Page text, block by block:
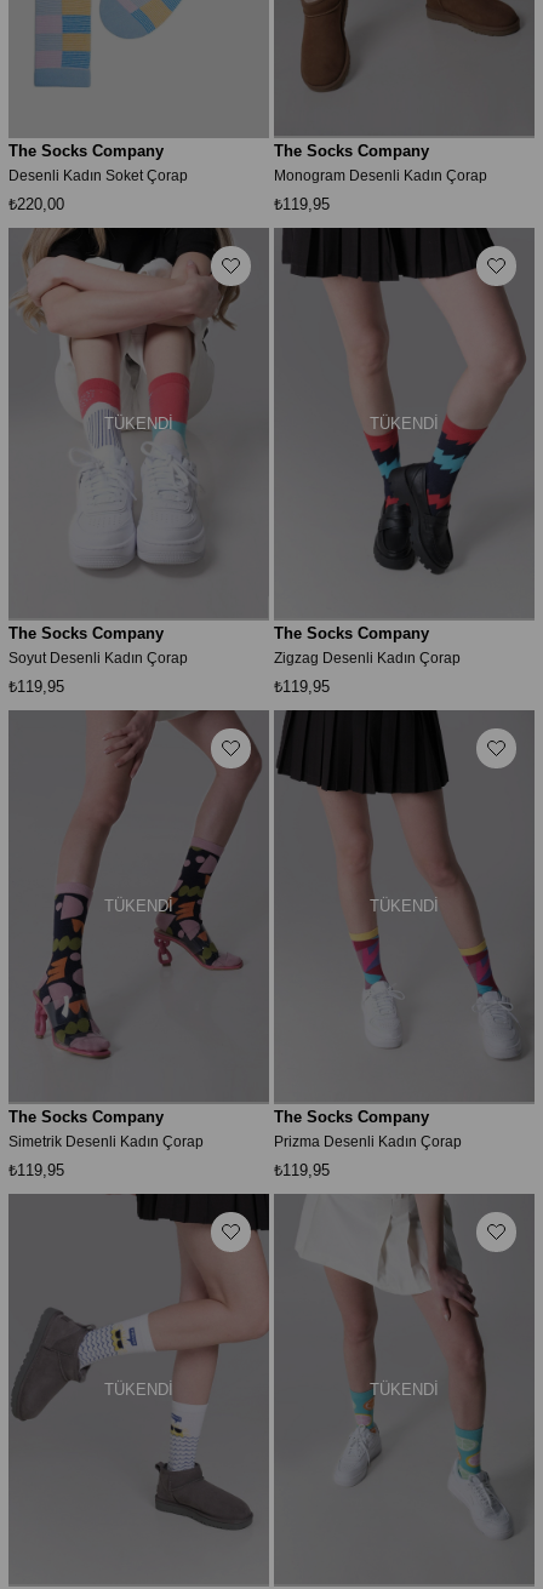
The Socks Company
Desenli Kadın Soket Çorap
₺220,00
The Socks Company
Monogram Desenli Kadın Çorap
₺119,95
TÜKENDI
The Socks Company
Soyut Desenli Kadın Çorap
₺119,95
TÜKENDI
The Socks Company
Zigzag Desenli Kadın Çorap
₺119,95
TÜKENDI
The Socks Company
Simetrik Desenli Kadın Çorap
₺119,95
TÜKENDI
The Socks Company
Prizma Desenli Kadın Çorap
₺119,95
TÜKENDI TÜKENDI